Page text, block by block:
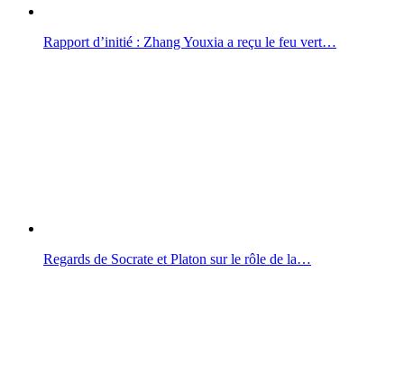
Rapport d’initié : Zhang Youxia a reçu le feu vert…
Regards de Socrate et Platon sur le rôle de la…